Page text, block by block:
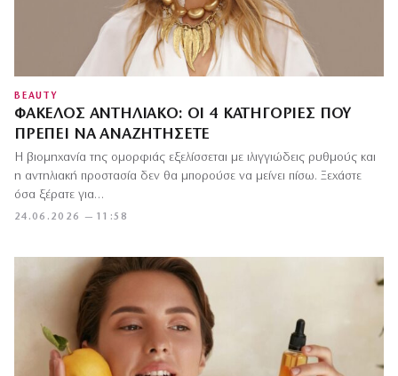
BEAUTY
ΦΆΚΕΛΟΣ ΑΝΤΗΛΙΑΚΌ: ΟΙ 4 ΚΑΤΗΓΟΡΊΕΣ ΠΟΥ
ΠΡΈΠΕΙ ΝΑ ΑΝΑΖΗΤΉΣΕΤΕ
24.06.2026 — 11:58
Η βιομηχανία της ομορφιάς εξελίσσεται με ιλιγγιώδεις ρυθμούς και
η αντηλιακή προστασία δεν θα μπορούσε να μείνει πίσω. Ξεχάστε
όσα ξέρατε για…